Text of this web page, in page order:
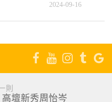
2024-09-16
則
壇新秀周怡岑